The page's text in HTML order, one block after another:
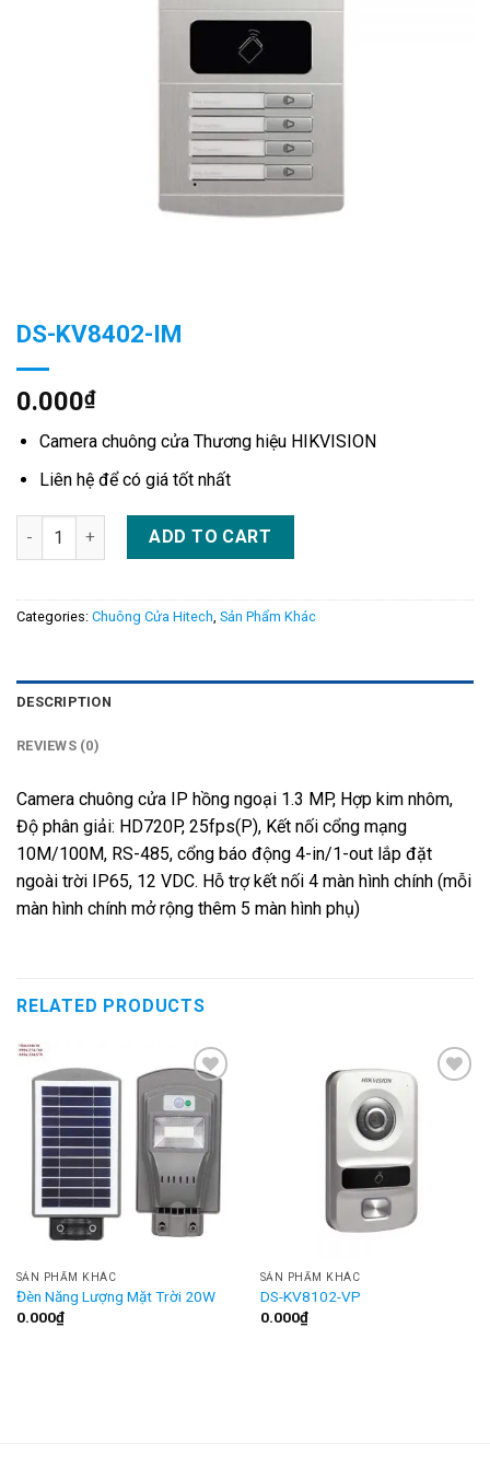
DS-KV8402-IM
0.000₫
Camera chuông cửa Thương hiệu HIKVISION
Liên hệ để có giá tốt nhất
DS-KV8402-IM quantityADD TO CART
Categories: Chuông Cửa Hitech, Sản Phẩm Khác
DESCRIPTION
REVIEWS (0)
Camera chuông cửa IP hồng ngoại 1.3 MP, Hợp kim nhôm,
Độ phân giải: HD720P, 25fps(P), Kết nối cổng mạng
10M/100M, RS-485, cổng báo động 4-in/1-out lắp đặt
ngoài trời IP65, 12 VDC. Hỗ trợ kết nối 4 màn hình chính (mỗi
màn hình chính mở rộng thêm 5 màn hình phụ)
RELATED PRODUCTS
Add to
Wishlist
SẢN PHẨM KHÁC
Đèn Năng Lượng Mặt Trời 20W
0.000₫
SẢN PHẨM KHÁC
DS-KV8102-VP
0.000₫